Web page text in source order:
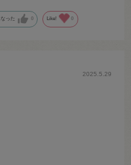
った 0 Like! 0
2025.5.29